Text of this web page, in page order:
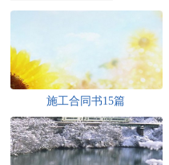
施工合同书15篇